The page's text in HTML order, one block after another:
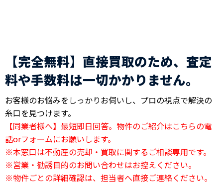
【完全無料】直接買取のため、査定
料や手数料は一切かかりません。
お客様のお悩みをしっかりお伺いし、プロの視点で解決の
糸口を見つけます。
【同業者様へ】最短即日回答。物件のご紹介はこちらの電
話orフォームにお願いします。
※本窓口は不動産の売却・買取に関するご相談専用です。
※営業・勧誘目的のお問い合わせはお控えください。
※物件ごとの詳細確認は、担当者へ直接ご連絡ください。